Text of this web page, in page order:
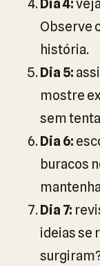
Dia 4:
Observe
história.
Dia 5:
mostre
sem
Dia 6:
buracos
Dia 7:
ideias se